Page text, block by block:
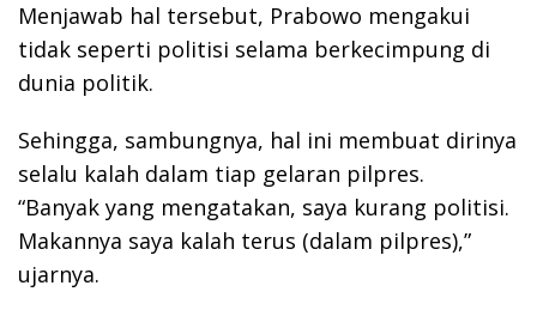
Menjawab hal tersebut, Prabowo mengakui
tidak seperti politisi selama berkecimpung di
dunia politik.
Sehingga, sambungnya, hal ini membuat dirinya
selalu kalah dalam tiap gelaran pilpres.
“Banyak yang mengatakan, saya kurang politisi.
Makannya saya kalah terus (dalam pilpres),”
ujarnya.